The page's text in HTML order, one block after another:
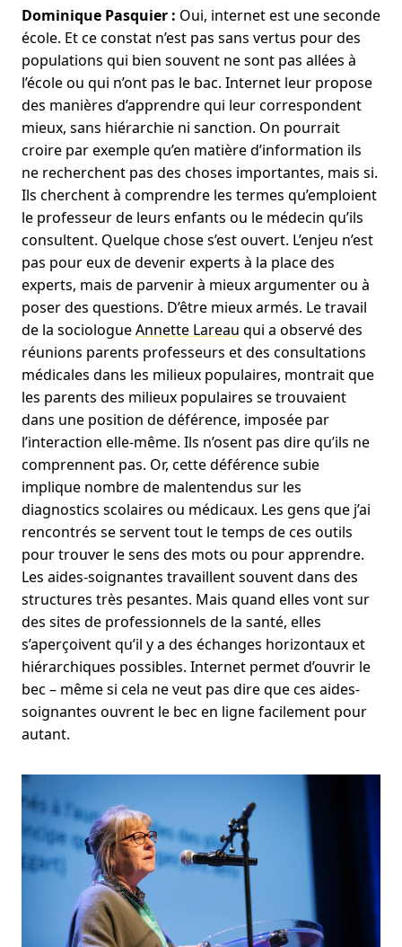
Dominique Pasquier : Oui, internet est une seconde
école. Et ce constat n’est pas sans vertus pour des
populations qui bien souvent ne sont pas allées à
l’école ou qui n’ont pas le bac. Internet leur propose
des manières d’apprendre qui leur correspondent
mieux, sans hiérarchie ni sanction. On pourrait
croire par exemple qu’en matière d’information ils
ne recherchent pas des choses importantes, mais si.
Ils cherchent à comprendre les termes qu’emploient
le professeur de leurs enfants ou le médecin qu’ils
consultent. Quelque chose s’est ouvert. L’enjeu n’est
pas pour eux de devenir experts à la place des
experts, mais de parvenir à mieux argumenter ou à
poser des questions. D’être mieux armés. Le travail
de la sociologueAnnette Lareau qui a observé des
réunions parents professeurs et des consultations
médicales dans les milieux populaires, montrait que
les parents des milieux populaires se trouvaient
dans une position de déférence, imposée par
l’interaction elle-même. Ils n’osent pas dire qu’ils ne
comprennent pas. Or, cette déférence subie
implique nombre de malentendus sur les
diagnostics scolaires ou médicaux. Les gens que j’ai
rencontrés se servent tout le temps de ces outils
pour trouver le sens des mots ou pour apprendre.
Les aides-soignantes travaillent souvent dans des
structures très pesantes. Mais quand elles vont sur
des sites de professionnels de la santé, elles
s’aperçoivent qu’il y a des échanges horizontaux et
hiérarchiques possibles. Internet permet d’ouvrir le
bec – même si cela ne veut pas dire que ces aides-
soignantes ouvrent le bec en ligne facilement pour
autant.